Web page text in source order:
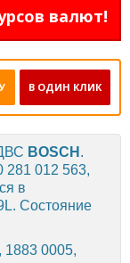
валют!
В ОДИН КЛИК
BOSCH .
281 012 563,
в
Состояние
1883 0005,